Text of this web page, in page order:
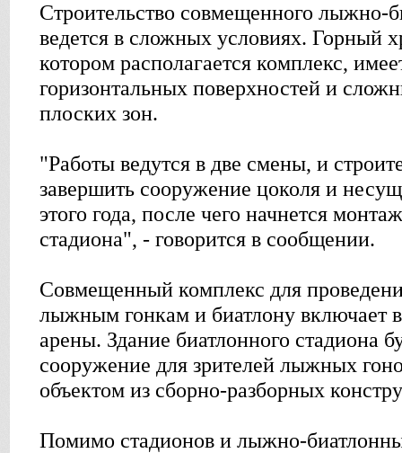
Строительство совмещенного лыжно-
ведется в сложных условиях. Горный
котором располагается комплекс,
горизонтальных поверхностей и
плоских зон.
"Работы ведутся в две смены, и
завершить сооружение цоколя и
этого года, после чего начнется
стадиона", - говорится в сообщении.
Совмещенный комплекс для
лыжным гонкам и биатлону включает
арены. Здание биатлонного стадиона
сооружение для зрителей лыжных
объектом из сборно-разборных
Помимо стадионов и лыжно-